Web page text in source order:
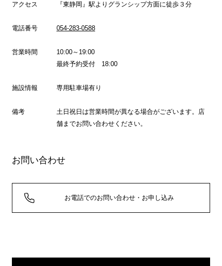
アクセス 『東静岡』駅よりグランシップ方面に徒歩３分
電話番号 054-283-0588
営業時間
10:00～19:00
最終予約受付 18:00
施設情報 専用駐車場有り
備考
土日祝日は営業時間が異なる場合がございます。店
舗までお問い合わせください。
お問い合わせ
お電話でのお問い合わせ・お申し込み